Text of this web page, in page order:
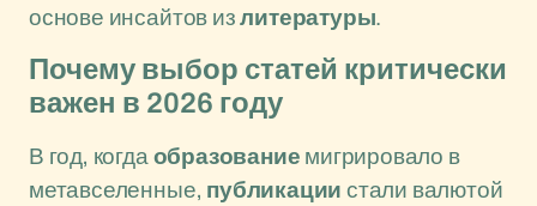
основе инсайтов излитературы.
Почему выбор статей критически
важен в 2026 году
В год, когдаобразованиемигрировало в
метавселенные, публикациистали валютой